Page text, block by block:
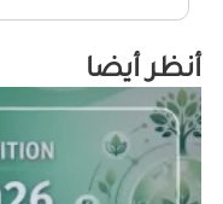
أنظر أيضا